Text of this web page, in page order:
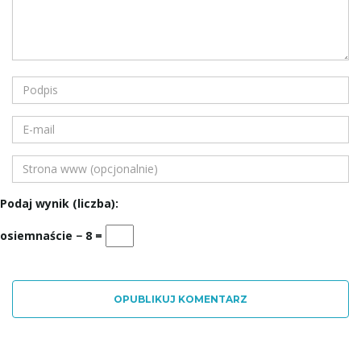
Podaj wynik (liczba):
osiemnaście − 8 =
OPUBLIKUJ KOMENTARZ